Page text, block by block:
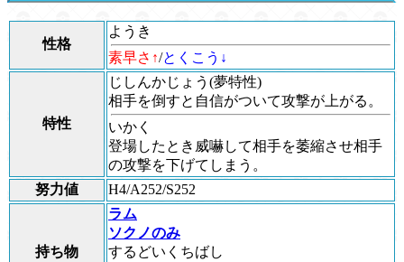
性格
ようき
素早さ↑/とくこう↓
特性
じしんかじょう (夢特性)
相手を倒すと自信がついて攻撃が上がる。
いかく
登場したとき威嚇して相手を萎縮させ相手
の攻撃を下げてしまう。
努力値
H4/A252/S252
持ち物
ラム
ソクノのみ
するどいくちばし